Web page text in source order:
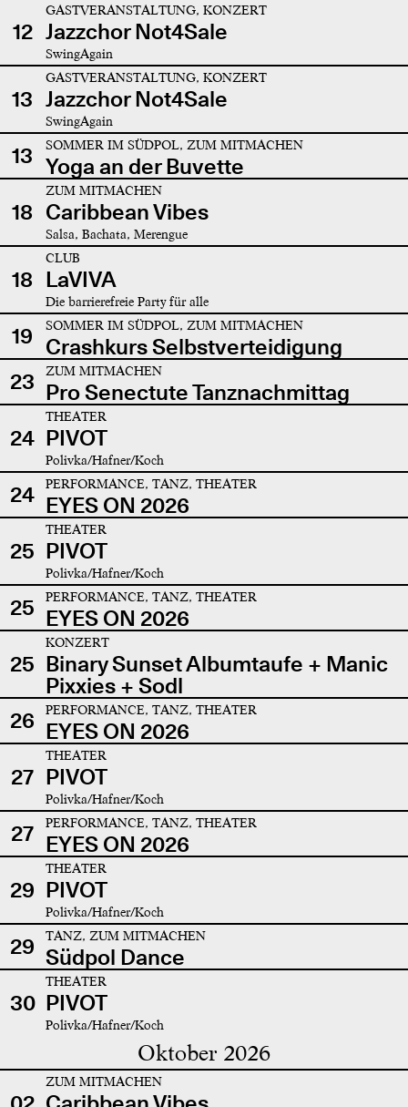
12
GASTVERANSTALTUNG, KONZERT
Jazzchor Not4Sale
SwingAgain
13
GASTVERANSTALTUNG, KONZERT
Jazzchor Not4Sale
SwingAgain
13 SOMMER IM SÜDPOL, ZUM MITMACHEN
Yoga an der Buvette
18
ZUM MITMACHEN
Caribbean Vibes
Salsa, Bachata, Merengue
18
CLUB
LaVIVA
Die barrierefreie Party für alle
19 SOMMER IM SÜDPOL, ZUM MITMACHEN
Crashkurs Selbstverteidigung
23
ZUM MITMACHEN
Pro Senectute Tanznachmittag
24
THEATER
PIVOT
Polivka/Hafner/Koch
24 PERFORMANCE, TANZ, THEATER
EYES ON 2026
25
THEATER
PIVOT
Polivka/Hafner/Koch
25 PERFORMANCE, TANZ, THEATER
EYES ON 2026
25
KONZERT
Binary Sunset Albumtaufe + Manic
Pixxies + Sodl
26
PERFORMANCE, TANZ, THEATER
EYES ON 2026
27
THEATER
PIVOT
Polivka/Hafner/Koch
27 PERFORMANCE, TANZ, THEATER
EYES ON 2026
29
THEATER
PIVOT
Polivka/Hafner/Koch
29 TANZ, ZUM MITMACHEN
Südpol Dance
30
THEATER
PIVOT
Polivka/Hafner/Koch
Oktober 2026
ZUM MITMACHEN